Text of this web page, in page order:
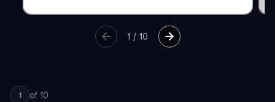
1 / 10
1 of 10